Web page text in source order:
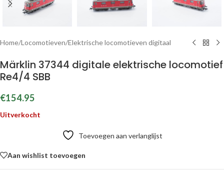
Home/Locomotieven/Elektrische locomotieven digitaal
Märklin 37344 digitale elektrische locomotief
Re4/4 SBB
€154.95
Uitverkocht
Toevoegen aan verlanglijst
Aan wishlist toevoegen